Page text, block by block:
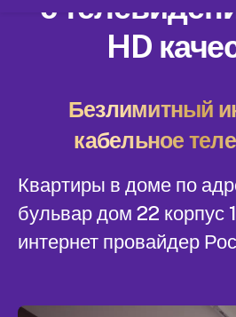
HD
Безлимитный
кабельное
Квартиры в доме по
бульвар дом 22 корпус
интернет провайдер